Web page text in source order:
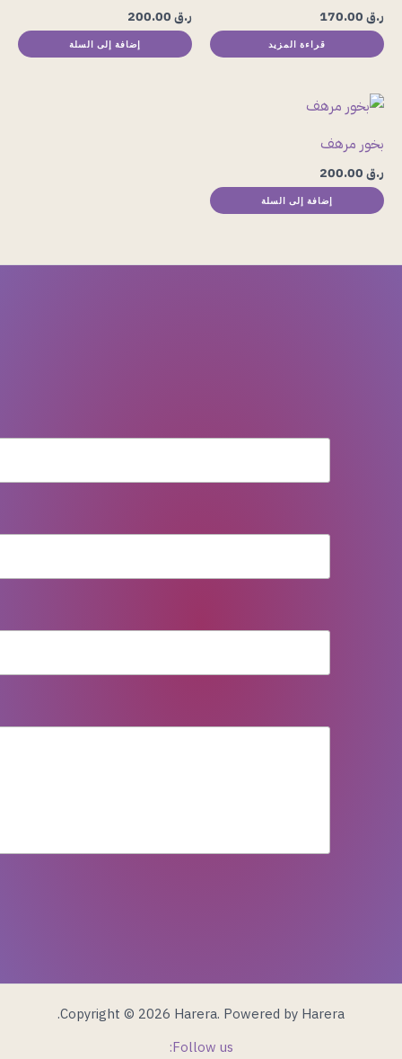
ر.ق
قراءة المزيد
ر.ق
إضافة إلى السلة
بخور مرهف
ر.ق
إضافة إلى السلة
Copyright © 2026 Harera. Powered by Harera.
Follow us: